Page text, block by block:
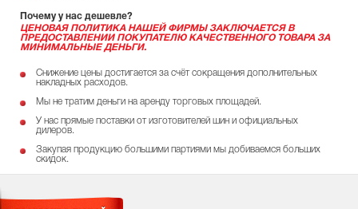
Почему у нас дешевле?
ЦЕНОВАЯ ПОЛИТИКА НАШЕЙ ФИРМЫ ЗАКЛЮЧАЕТСЯ В
ПРЕДОСТАВЛЕНИИ ПОКУПАТЕЛЮ КАЧЕСТВЕННОГО ТОВАРА ЗА
МИНИМАЛЬНЫЕ ДЕНЬГИ.
Снижение цены достигается за счёт сокращения дополнительных
накладных расходов.
Мы не тратим деньги на аренду торговых площадей.
У нас прямые поставки от изготовителей шин и официальных
дилеров.
Закупая продукцию большими партиями мы добиваемся больших
скидок.